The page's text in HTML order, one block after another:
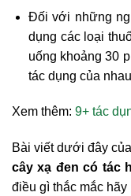
Đối với những
dụng các loại
uống khoảng 30
tác dụng của
Xem thêm: 9+ tác
Bài viết dưới đây của
cây xạ đen có tác
điều gì thắc mắc